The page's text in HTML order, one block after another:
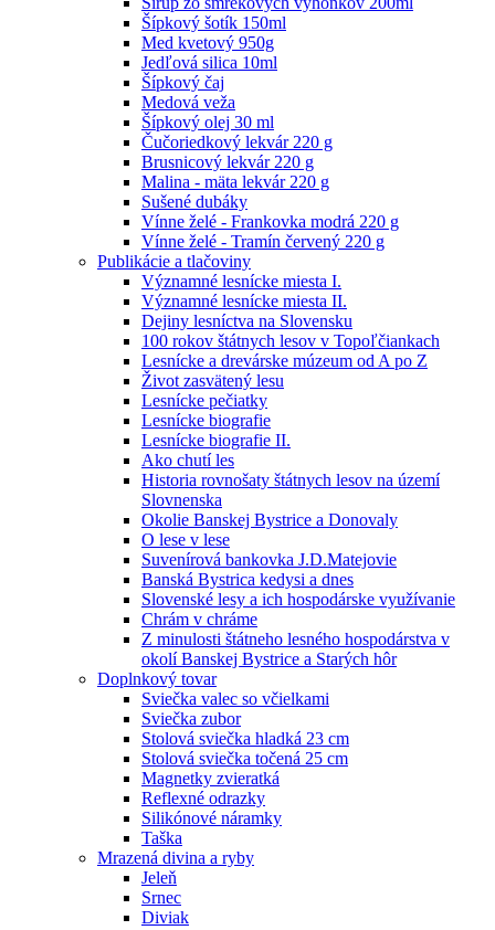
Šípkový šotík 150ml
Med kvetový 950g
Jedľová silica 10ml
Šípkový čaj
Medová veža
Šípkový olej 30 ml
Čučoriedkový lekvár 220 g
Brusnicový lekvár 220 g
Malina - mäta lekvár 220 g
Sušené dubáky
Vínne želé - Frankovka modrá 220 g
Vínne želé - Tramín červený 220 g
Publikácie a tlačoviny
Významné lesnícke miesta I.
Významné lesnícke miesta II.
Dejiny lesníctva na Slovensku
100 rokov štátnych lesov v Topoľčiankach
Lesnícke a drevárske múzeum od A po Z
Život zasvätený lesu
Lesnícke pečiatky
Lesnícke biografie
Lesnícke biografie II.
Ako chutí les
Historia rovnošaty štátnych lesov na území
Slovnenska
Okolie Banskej Bystrice a Donovaly
O lese v lese
Suvenírová bankovka J.D.Matejovie
Banská Bystrica kedysi a dnes
Slovenské lesy a ich hospodárske využívanie
Chrám v chráme
Z minulosti štátneho lesného hospodárstva v
okolí Banskej Bystrice a Starých hôr
Doplnkový tovar
Sviečka valec so včielkami
Sviečka zubor
Stolová sviečka hladká 23 cm
Stolová sviečka točená 25 cm
Magnetky zvieratká
Reflexné odrazky
Silikónové náramky
Taška
Mrazená divina a ryby
Jeleň
Srnec
Diviak